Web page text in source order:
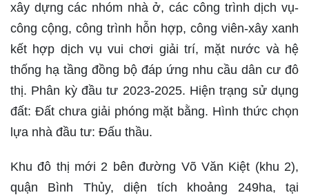
xây dựng các nhóm nhà ở, các công trình dịch vụ-
công cộng, công trình hỗn hợp, công viên-xây xanh
kết hợp dịch vụ vui chơi giải trí, mặt nước và hệ
thống hạ tầng đồng bộ đáp ứng nhu cầu dân cư đô
thị. Phân kỳ đầu tư 2023-2025. Hiện trạng sử dụng
đất: Đất chưa giải phóng mặt bằng. Hình thức chọn
lựa nhà đầu tư: Đấu thầu.
Khu đô thị mới 2 bên đường Võ Văn Kiệt (khu 2),
quận Bình Thủy, diện tích khoảng 249ha, tại